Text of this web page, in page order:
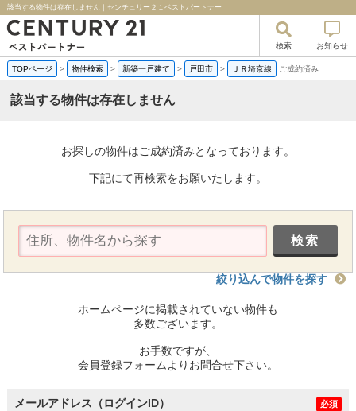
該当する物件は存在しません｜センチュリー２１ベストパートナー
検索 お知らせ
TOPページ > 物件検索 > 新築一戸建て > 戸田市 > ＪＲ埼京線 ご成約済み
該当する物件は存在しません
お探しの物件はご成約済みとなっております。
下記にて再検索をお願いたします。
絞り込んで物件を探す
ホームページに掲載されていない物件も
多数ございます。
お手数ですが、
会員登録フォームよりお問合せ下さい。
メールアドレス（ログインID） 必須